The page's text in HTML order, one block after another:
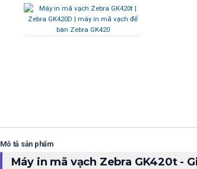
Mô tả sản phẩm
Máy in mã vạch Zebra GK420t -